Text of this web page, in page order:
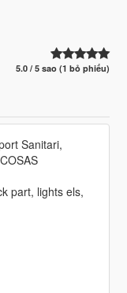
5.0 / 5 sao (1 bỏ phiếu)
Sanitari,
part, lights els,